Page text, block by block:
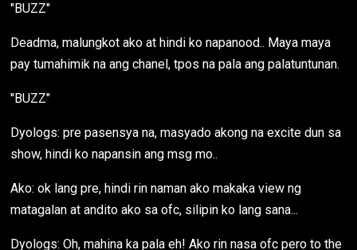
"BUZZ"
Deadma, malungkot ako at hindi ko napanood.. Maya maya
pay tumahimik na ang chanel, tpos na pala ang palatuntunan.
"BUZZ"
Dyologs: pre pasensya na, masyado akong na excite dun sa
show, hindi ko napansin ang msg mo..
Ako: ok lang pre, hindi rin naman ako makaka view ng
matagalan at andito ako sa ofc, silipin ko lang sana...
Dyologs: Oh, mahina ka pala eh! Ako rin nasa ofc pero to the